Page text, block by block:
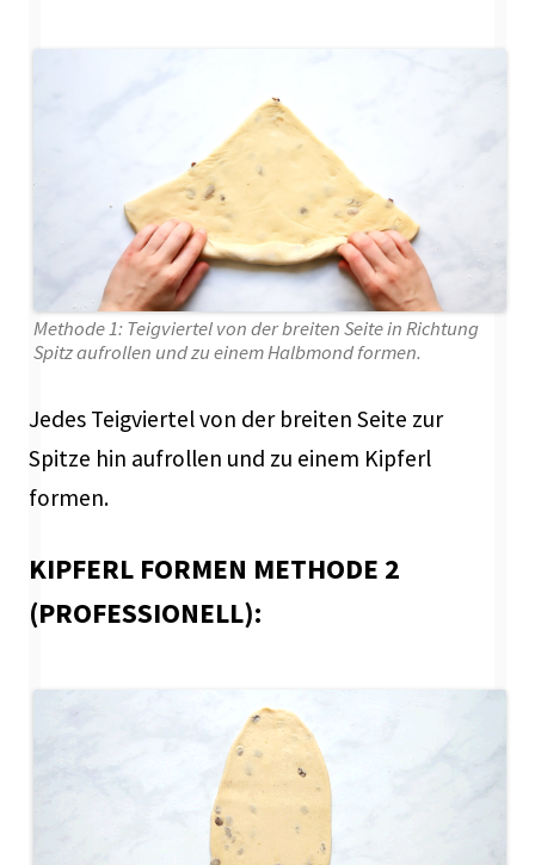
Methode 1: Teigviertel von der breiten Seite in Richtung
Spitz aufrollen und zu einem Halbmond formen.
Jedes Teigviertel von der breiten Seite zur
Spitze hin aufrollen und zu einem Kipferl
formen.
KIPFERL FORMEN METHODE 2
(PROFESSIONELL):